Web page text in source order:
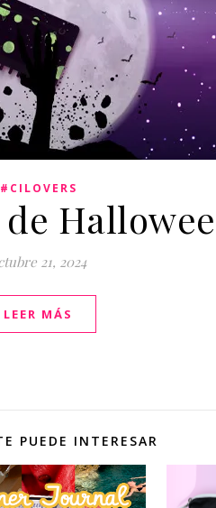
#CILOVERS
21, 2024
LEER MÁS
PUEDE INTERESAR